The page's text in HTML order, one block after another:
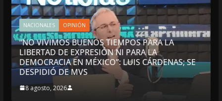
NACIONALES OPINIÓN
“NO VIVIMOS BUENOS TIEMPOS PARA LA
LIBERTAD DE EXPRESIÓN NI PARA LA
DEMOCRACIA EN MÉXICO”: LUIS CÁRDENAS; SE
DESPIDIÓ DE MVS
8 agosto, 2026